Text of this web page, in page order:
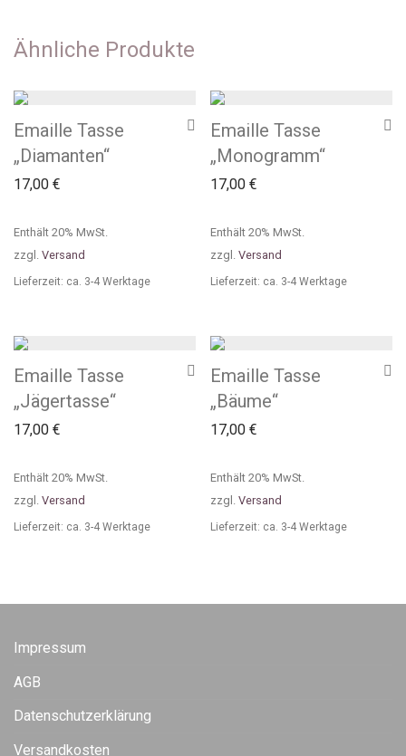
Ähnliche Produkte
Emaille Tasse
„Diamanten“
17,00 €
Enthält 20% MwSt.
zzgl. Versand
Lieferzeit: ca. 3-4 Werktage
Emaille Tasse
„Monogramm“
17,00 €
Enthält 20% MwSt.
zzgl. Versand
Lieferzeit: ca. 3-4 Werktage
Emaille Tasse
„Jägertasse“
17,00 €
Enthält 20% MwSt.
zzgl. Versand
Lieferzeit: ca. 3-4 Werktage
Emaille Tasse
„Bäume“
17,00 €
Enthält 20% MwSt.
zzgl. Versand
Lieferzeit: ca. 3-4 Werktage
Impressum
AGB
Datenschutzerklärung
Versandkosten